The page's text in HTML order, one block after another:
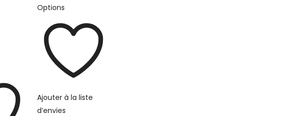
Options
Ajouter à la liste
d’envies